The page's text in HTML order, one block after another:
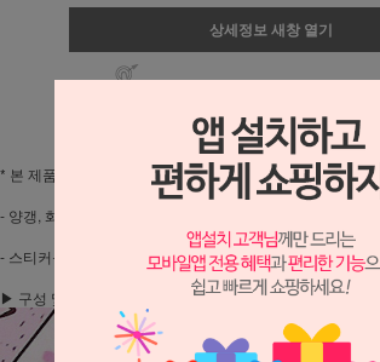
상세정보 새창 열기
* 본 제품은 명절선물종합 스티커로만 구성된 제품입니다.
- 양갱, 화과자, 만주 등에 활용할 수 있는 고급스러운 스티커
- 스티커를 직접 잘라서 쓰는 DIY제품입니다.
▶ 구성 및 사이즈 : 스티커 3장입